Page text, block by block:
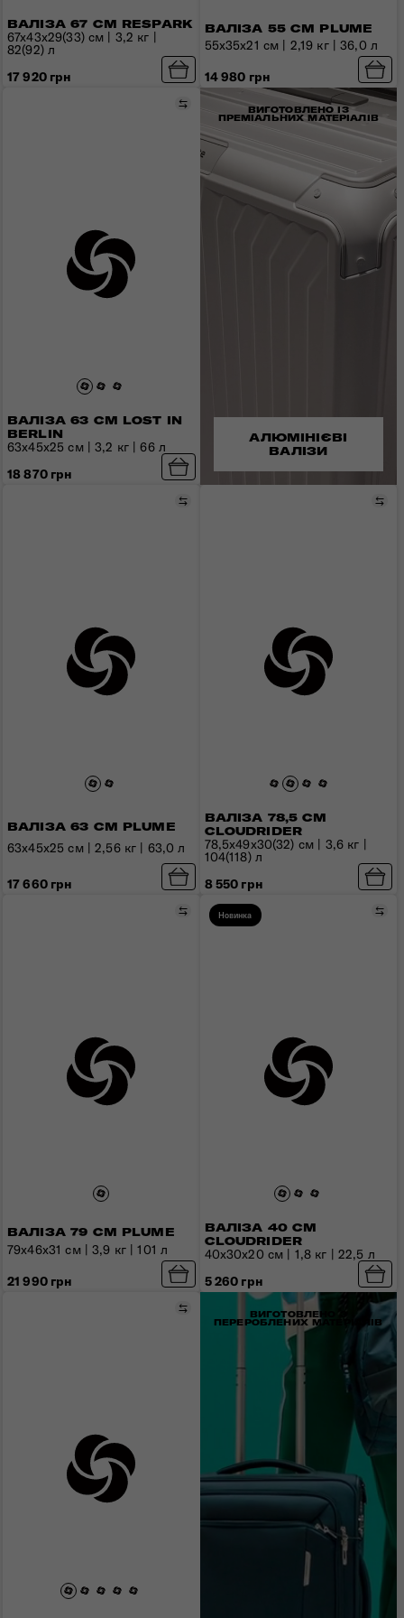
ВАЛІЗА 67 СМ RESPARK
67x43x29(33) см | 3,2 кг |
82(92) л
17 920 грн
ВАЛІЗА 55 СМ PLUME
55x35x21 см | 2,19 кг | 36,0 л
14 980 грн
ВАЛІЗА 63 СМ LOST IN
BERLIN
Порівняти
63х45х25 см | 3,2 кг | 66 л
18 870 грн
ВАЛІЗА 63 СМ PLUME
Порівняти
63x45x25 см | 2,56 кг | 63,0 л
17 660 грн
ВАЛІЗА 78,5 СМ
CLOUDRIDER
78,5x49x30(32) см | 3,6 кг |
104(118) л
8 550 грн
ВАЛІЗА 79 СМ PLUME
Порівняти
79x46x31 см | 3,9 кг | 101 л
21 990 грн
Новинка
ВАЛІЗА 40 СМ
CLOUDRIDER
40x30x20 см | 1,8 кг | 22,5 л
5 260 грн
Порівняти
ВИГОТОВЛЕНО ІЗ
ПРЕМІАЛЬНИХ МАТЕРІАЛІВ
АЛЮМІНІЄВІ
ВАЛІЗИ
ВИГОТОВЛЕНО З
ПЕРЕРОБЛЕНИХ МАТЕРІАЛІВ